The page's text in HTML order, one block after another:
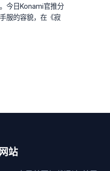
今日Konami官推分
服的容貌，在《寂
站